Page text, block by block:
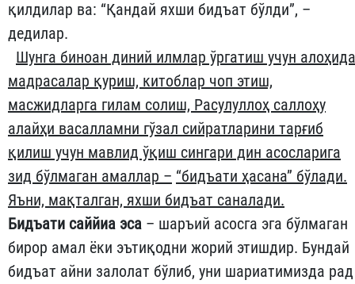
қилдилар ва: “Қандай яхши бидъат бўлди”, –
дедилар.
Шунга биноан диний илмлар ўргатиш учун алоҳида
мадрасалар қуриш, китоблар чоп этиш,
масжидларга гилам солиш, Расулуллоҳ саллоҳу
алайҳи васалламни гўзал сийратларини тарғиб
қилиш учун мавлид ўқиш сингари дин асосларига
зид бўлмаган амаллар – “бидъати ҳасана” бўлади.
Яъни, мақталган, яхши бидъат саналади.
Бидъати саййиа эса – шаръий асосга эга бўлмаган
бирор амал ёки эътиқодни жорий этишдир. Бундай
бидъат айни залолат бўлиб, уни шариатимизда рад